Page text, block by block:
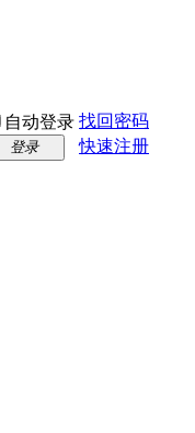
自动登录 找回密码
登录
快速注册